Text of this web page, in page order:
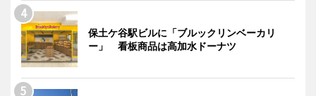
保土ケ谷駅ビルに「ブルックリンベーカリ
ー」 看板商品は高加水ドーナツ